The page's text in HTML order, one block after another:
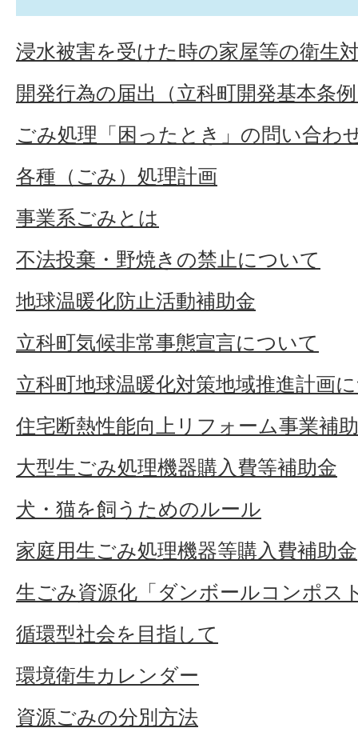
浸水被害を受けた時の家屋等の衛生
開発行為の届出（立科町開発基本条
ごみ処理「困ったとき」の問い合わ
各種（ごみ）処理計画
事業系ごみとは
不法投棄・野焼きの禁止について
地球温暖化防止活動補助金
立科町気候非常事態宣言について
立科町地球温暖化対策地域推進計画
住宅断熱性能向上リフォーム事業補
大型生ごみ処理機器購入費等補助金
犬・猫を飼うためのルール
家庭用生ごみ処理機器等購入費補助金
生ごみ資源化「ダンボールコンポス
循環型社会を目指して
環境衛生カレンダー
資源ごみの分別方法